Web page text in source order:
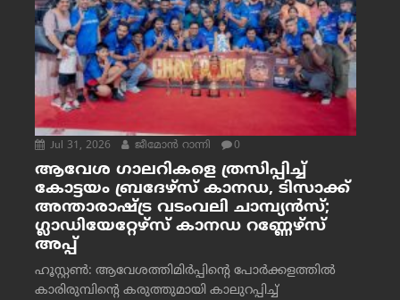
Jul 31, 2026 ജീമോന്‍ റാന്നി 0
ആവേശ ഗാലറികളെ ത്രസിപ്പിച്ച്
കോട്ടയം ബ്രദേഴ്‌സ് കാനഡ, ടിസാക്ക്
അന്താരാഷ്ട്ര വടംവലി ചാമ്പ്യന്‍സ്;
ഗ്ലാഡിയേറ്റേഴ്‌സ് കാനഡ റണ്ണേഴ്‌സ്
അപ്പ്
ഹൂസ്റ്റണ്‍: ആവേശത്തിമിര്‍പ്പിന്റെ പോര്‍ക്കളത്തില്‍
കാരിരുമ്പിന്റെ കരുത്തുമായി കാലുറപ്പിച്ച്